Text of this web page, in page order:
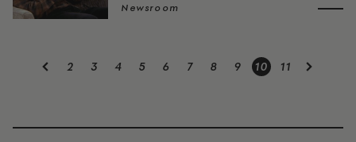
Newsroom
2 3 4 5 6 7 8 9 10 11